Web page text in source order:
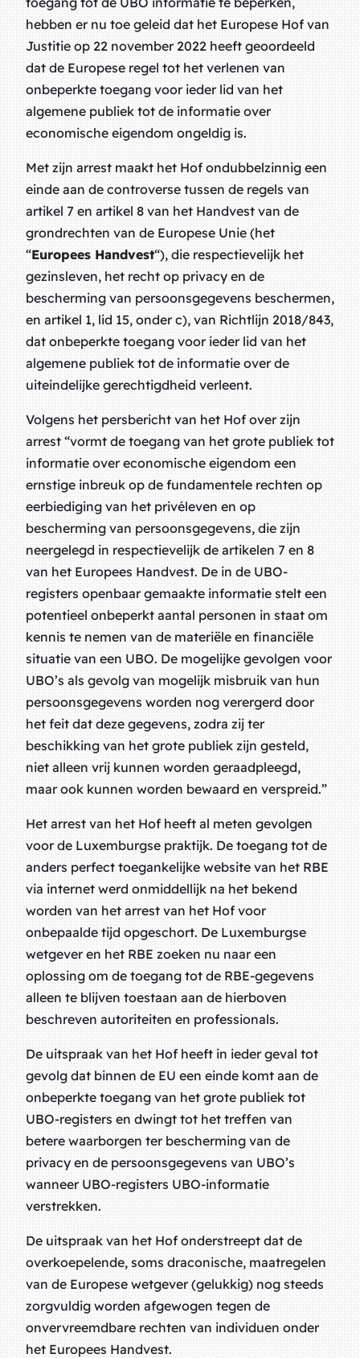
hebben er nu toe geleid dat het Europese Hof van
Justitie op 22 november 2022 heeft geoordeeld
dat de Europese regel tot het verlenen van
onbeperkte toegang voor ieder lid van het
algemene publiek tot de informatie over
economische eigendom ongeldig is.
Met zijn arrest maakt het Hof ondubbelzinnig een
einde aan de controverse tussen de regels van
artikel 7 en artikel 8 van het Handvest van de
grondrechten van de Europese Unie (het
“Europees Handvest“), die respectievelijk het
gezinsleven, het recht op privacy en de
bescherming van persoonsgegevens beschermen,
en artikel 1, lid 15, onder c), van Richtlijn 2018/843,
dat onbeperkte toegang voor ieder lid van het
algemene publiek tot de informatie over de
uiteindelijke gerechtigdheid verleent.
Volgens het persbericht van het Hof over zijn
arrest “vormt de toegang van het grote publiek tot
informatie over economische eigendom een
ernstige inbreuk op de fundamentele rechten op
eerbiediging van het privéleven en op
bescherming van persoonsgegevens, die zijn
neergelegd in respectievelijk de artikelen 7 en 8
van het Europees Handvest. De in de UBO-
registers openbaar gemaakte informatie stelt een
potentieel onbeperkt aantal personen in staat om
kennis te nemen van de materiële en financiële
situatie van een UBO. De mogelijke gevolgen voor
UBO’s als gevolg van mogelijk misbruik van hun
persoonsgegevens worden nog verergerd door
het feit dat deze gegevens, zodra zij ter
beschikking van het grote publiek zijn gesteld,
niet alleen vrij kunnen worden geraadpleegd,
maar ook kunnen worden bewaard en verspreid.”
Het arrest van het Hof heeft al meten gevolgen
voor de Luxemburgse praktijk. De toegang tot de
anders perfect toegankelijke website van het RBE
via internet werd onmiddellijk na het bekend
worden van het arrest van het Hof voor
onbepaalde tijd opgeschort. De Luxemburgse
wetgever en het RBE zoeken nu naar een
oplossing om de toegang tot de RBE-gegevens
alleen te blijven toestaan aan de hierboven
beschreven autoriteiten en professionals.
De uitspraak van het Hof heeft in ieder geval tot
gevolg dat binnen de EU een einde komt aan de
onbeperkte toegang van het grote publiek tot
UBO-registers en dwingt tot het treffen van
betere waarborgen ter bescherming van de
privacy en de persoonsgegevens van UBO’s
wanneer UBO-registers UBO-informatie
verstrekken.
De uitspraak van het Hof onderstreept dat de
overkoepelende, soms draconische, maatregelen
van de Europese wetgever (gelukkig) nog steeds
zorgvuldig worden afgewogen tegen de
onvervreemdbare rechten van individuen onder
het Europees Handvest.